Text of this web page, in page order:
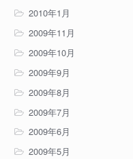
2010年1月
2009年11月
2009年10月
2009年9月
2009年8月
2009年7月
2009年6月
2009年5月